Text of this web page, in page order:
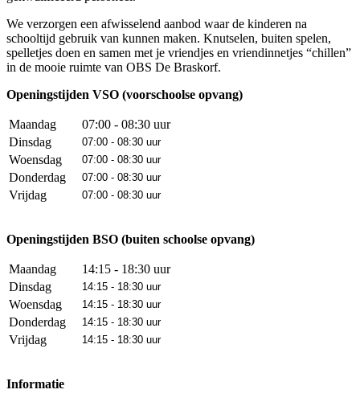
We verzorgen een afwisselend aanbod waar de kinderen na
schooltijd gebruik van kunnen maken. Knutselen, buiten spelen,
spelletjes doen en samen met je vriendjes en vriendinnetjes “chillen”
in de mooie ruimte van OBS De Braskorf.
Openingstijden VSO (voorschoolse opvang)
Maandag
07:00 - 08:30 uur
Dinsdag
07:00 - 08:30 uur
Woensdag 07:00 - 08:30 uur
Donderdag 07:00 - 08:30 uur
Vrijdag 07:00 - 08:30 uur
Openingstijden BSO (buiten schoolse opvang)
Maandag
14:15 - 18:30 uur
Dinsdag
14:15 - 18:30 uur
Woensdag 14:15 - 18:30 uur
Donderdag 14:15 - 18:30 uur
Vrijdag 14:15 - 18:30 uur
Informatie